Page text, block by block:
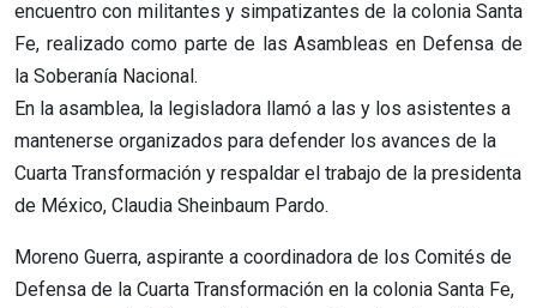
encuentro con militantes y simpatizantes de la colonia Santa
Fe, realizado como parte de las Asambleas en Defensa de
la Soberanía Nacional.
En la asamblea, la legisladora llamó a las y los asistentes a
mantenerse organizados para defender los avances de la
Cuarta Transformación y respaldar el trabajo de la presidenta
de México, Claudia Sheinbaum Pardo.
Moreno Guerra, aspirante a coordinadora de los Comités de
Defensa de la Cuarta Transformación en la colonia Santa Fe,